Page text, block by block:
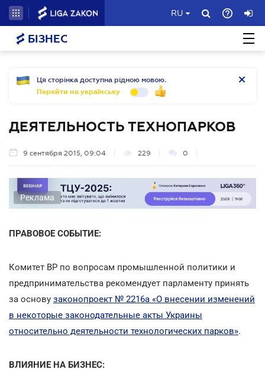
RU
БІЗНЕС
Ця сторінка доступна рідною мовою.
Перейти на українську
ДЕЯТЕЛЬНОСТЬ ТЕХНОПАРКОВ
9 сентября 2015, 09:04 229 0
Реклама
ПРАВОВОЕ СОБЫТИЕ:
Комитет ВР по вопросам промышленной политики и
предпринимательства рекомендует парламенту принять
за основу законопроект № 2216а «О внесении изменений
в некоторые законодательные акты Украины
относительно деятельности технологических парков».
ВЛИЯНИЕ НА БИЗНЕС: